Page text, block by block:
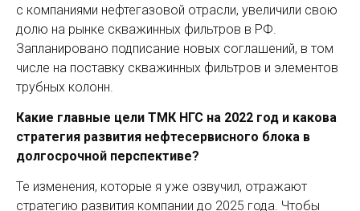
с компаниями нефтегазовой отрасли, увеличили свою
долю на рынке скважинных фильтров в РФ.
Запланировано подписание новых соглашений, в том
числе на поставку скважинных фильтров и элементов
трубных колонн.
Какие главные цели ТМК НГС на 2022 год и какова
стратегия развития нефтесервисного блока в
долгосрочной перспективе?
Те изменения, которые я уже озвучил, отражают
стратегию развития компании до 2025 года. Чтобы